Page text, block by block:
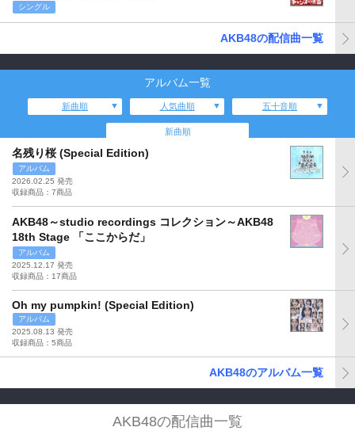
シングル
AKB48の配信曲一覧
アルバム一覧
新曲順 人気曲順 五十音順
新曲順
名残り桜 (Special Edition)
アルバム
2026.02.25 発売
収録商品：7商品
AKB48～studio recordings コレクション～AKB48
18th Stage 「ここからだ」
アルバム
2025.12.17 発売
収録商品：17商品
Oh my pumpkin! (Special Edition)
アルバム
2025.08.13 発売
収録商品：5商品
AKB48のアルバム一覧
AKB48の配信曲一覧